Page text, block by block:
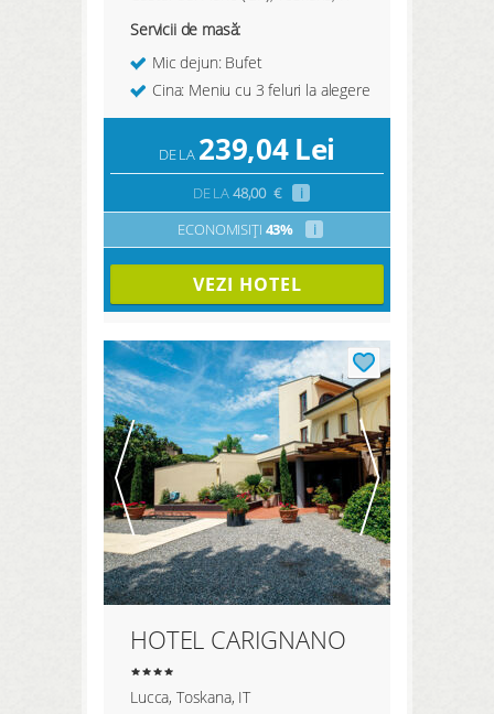
Servicii de masă:
Mic dejun: Bufet
Cina: Meniu cu 3 feluri la alegere
DE LA 239,04Lei
DE LA48,00 €
i
ECONOMISIȚI 43% i
VEZI HOTEL
HOTEL CARIGNANO
Lucca, Toskana, IT